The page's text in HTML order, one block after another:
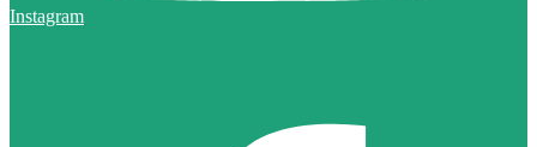
Instagram